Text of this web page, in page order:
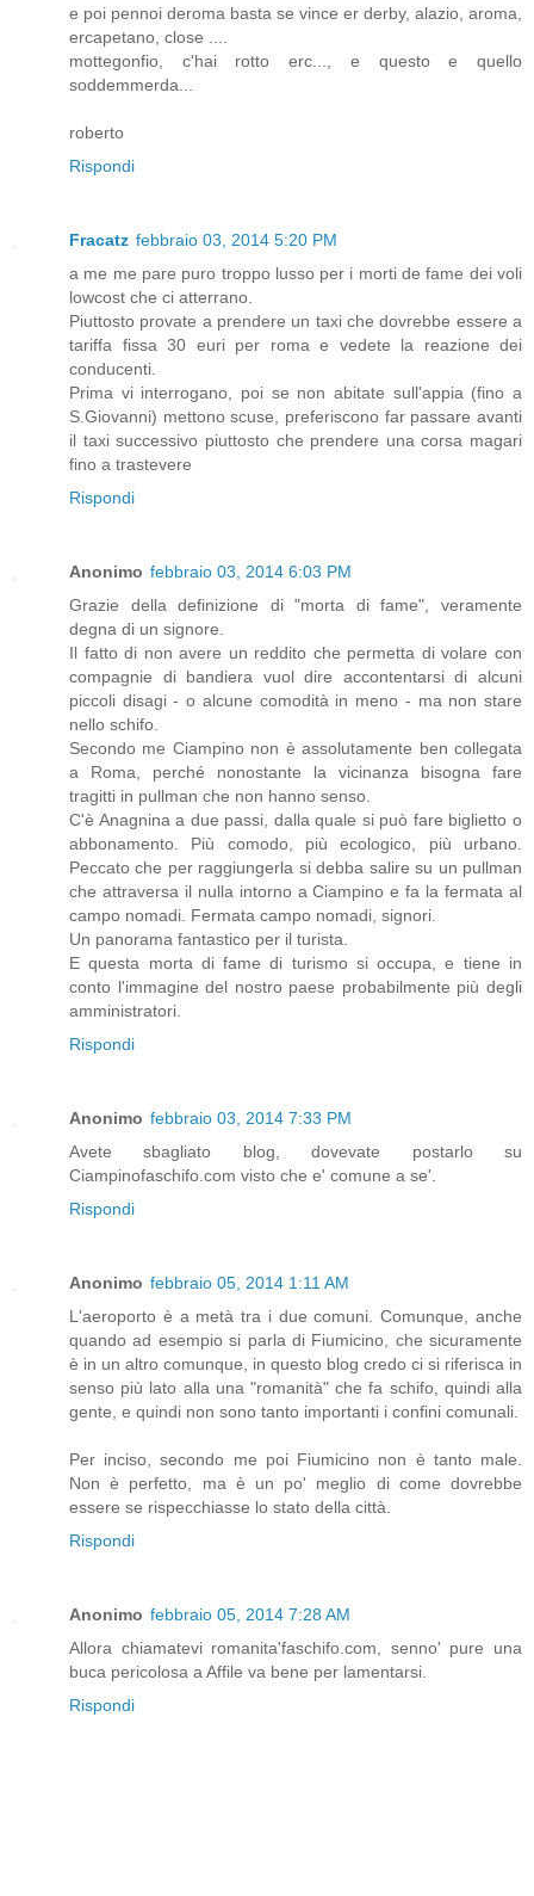
e poi pennoi deroma basta se vince er derby, alazio, aroma,
ercapetano, close ....
mottegonfio, c'hai rotto erc..., e questo e quello
soddemmerda...
roberto
Rispondi
Fracatz febbraio 03, 2014 5:20 PM
a me me pare puro troppo lusso per i morti de fame dei voli
lowcost che ci atterrano.
Piuttosto provate a prendere un taxi che dovrebbe essere a
tariffa fissa 30 euri per roma e vedete la reazione dei
conducenti.
Prima vi interrogano, poi se non abitate sull'appia (fino a
S.Giovanni) mettono scuse, preferiscono far passare avanti
il taxi successivo piuttosto che prendere una corsa magari
fino a trastevere
Rispondi
Anonimo febbraio 03, 2014 6:03 PM
Grazie della definizione di "morta di fame", veramente
degna di un signore.
Il fatto di non avere un reddito che permetta di volare con
compagnie di bandiera vuol dire accontentarsi di alcuni
piccoli disagi - o alcune comodità in meno - ma non stare
nello schifo.
Secondo me Ciampino non è assolutamente ben collegata
a Roma, perché nonostante la vicinanza bisogna fare
tragitti in pullman che non hanno senso.
C'è Anagnina a due passi, dalla quale si può fare biglietto o
abbonamento. Più comodo, più ecologico, più urbano.
Peccato che per raggiungerla si debba salire su un pullman
che attraversa il nulla intorno a Ciampino e fa la fermata al
campo nomadi. Fermata campo nomadi, signori.
Un panorama fantastico per il turista.
E questa morta di fame di turismo si occupa, e tiene in
conto l'immagine del nostro paese probabilmente più degli
amministratori.
Rispondi
Anonimo febbraio 03, 2014 7:33 PM
Avete sbagliato blog, dovevate postarlo su
Ciampinofaschifo.com visto che e' comune a se'.
Rispondi
Anonimo febbraio 05, 2014 1:11 AM
L'aeroporto è a metà tra i due comuni. Comunque, anche
quando ad esempio si parla di Fiumicino, che sicuramente
è in un altro comunque, in questo blog credo ci si riferisca in
senso più lato alla una "romanità" che fa schifo, quindi alla
gente, e quindi non sono tanto importanti i confini comunali.
Per inciso, secondo me poi Fiumicino non è tanto male.
Non è perfetto, ma è un po' meglio di come dovrebbe
essere se rispecchiasse lo stato della città.
Rispondi
Anonimo febbraio 05, 2014 7:28 AM
Allora chiamatevi romanita'faschifo.com, senno' pure una
buca pericolosa a Affile va bene per lamentarsi.
Rispondi